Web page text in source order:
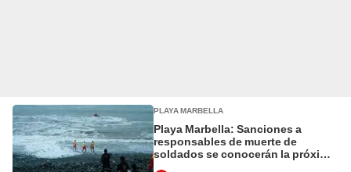
PLAYA MARBELLA
Playa Marbella: Sanciones a
responsables de muerte de
soldados se conocerán la próxima